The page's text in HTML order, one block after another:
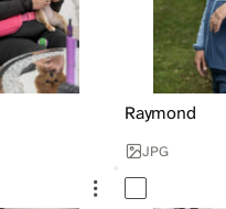
Raymond
JPG